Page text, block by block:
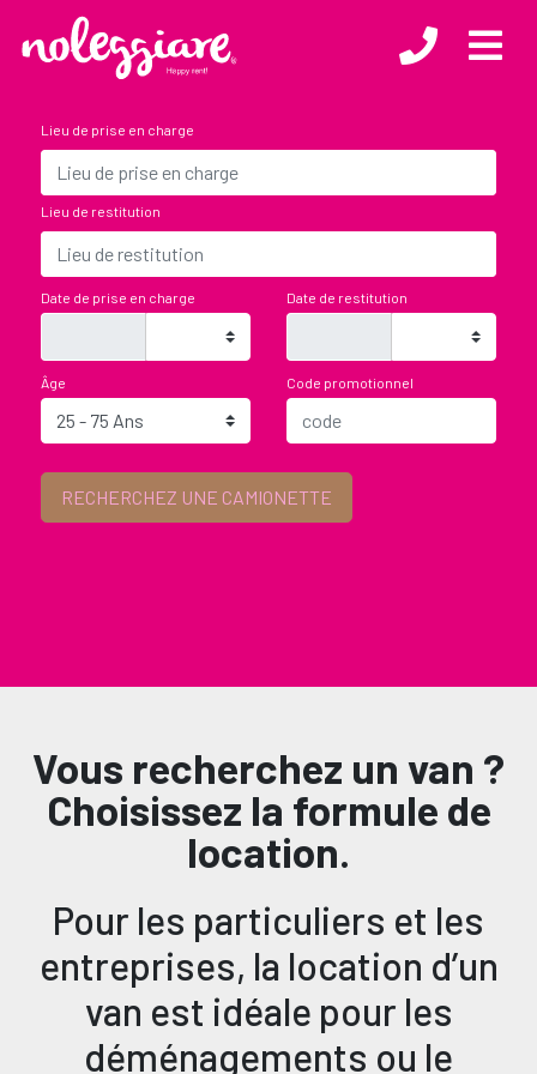
Lieu de prise en charge
Lieu de restitution
Date de prise en charge Date de restitution
We will not be present in that time slot, but you can still return the
vehicle by leaving the keys in our Key-Box
Âge Code promotionnel
RECHERCHEZ UNE CAMIONETTE
recerche
Votre plan inclut:
+ DETAILS
Coût des dommages par événement
Franchise vol
Coût fixe en cas de vol
€ 0,00
Renforce ta location
PRÉNOM *
ENTREPRISE
NUMÉRO DE TÉLÉPHONE *
Vous recherchez un van ?
Choisissez la formule de
location.
Pour les particuliers et les
entreprises, la location d’un
van est idéale pour les
déménagements ou le